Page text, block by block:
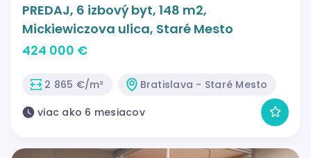
PREDAJ, 6 izbový byt, 148 m2,
Mickiewiczova ulica, Staré Mesto
424 000 €
2 865 €/m²
Bratislava - Staré Mesto
viac ako 6 mesiacov